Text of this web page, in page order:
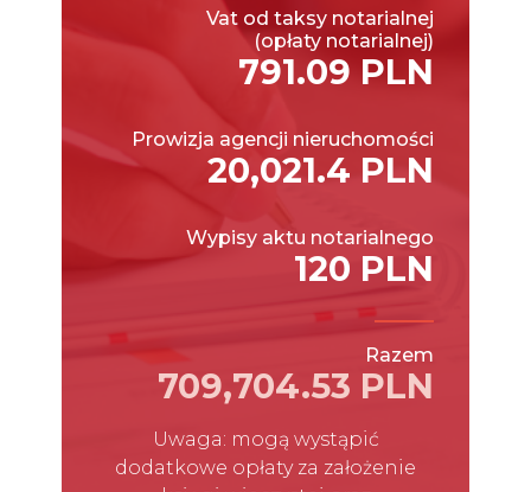
Vat od taksy notarialnej
(opłaty notarialnej)
791.09 PLN
Prowizja agencji nieruchomości
20,021.4 PLN
Wypisy aktu notarialnego
120 PLN
Razem
709,704.53 PLN
Uwaga: mogą wystąpić
dodatkowe opłaty za założenie